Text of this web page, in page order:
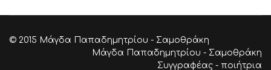
© 2015 Μάγδα Παπαδημητρίου - Σαμοθράκη
Μάγδα Παπαδημητρίου - Σαμοθράκη
Συγγραφέας - ποιήτρια